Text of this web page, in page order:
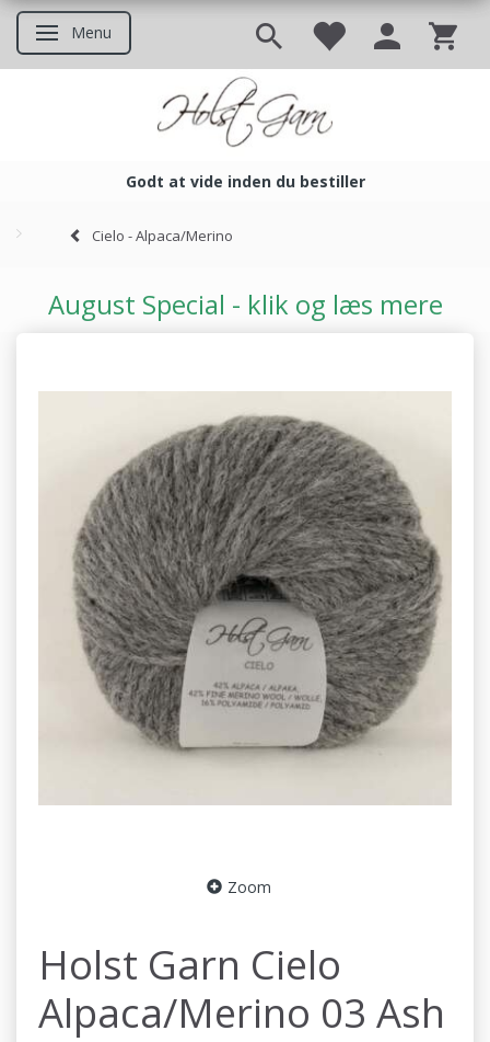
Skifte navigation
Menu
Godt at vide inden du bestiller
Cielo - Alpaca/Merino
August Special - klik og læs mere
Zoom
Holst Garn Cielo
Alpaca/Merino 03 Ash